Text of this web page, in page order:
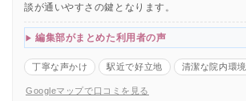
談が通いやすさの鍵となります。
編集部がまとめた利用者の声
丁寧な声かけ 駅近で好立地 清潔な院内環境
Googleマップで口コミを見る